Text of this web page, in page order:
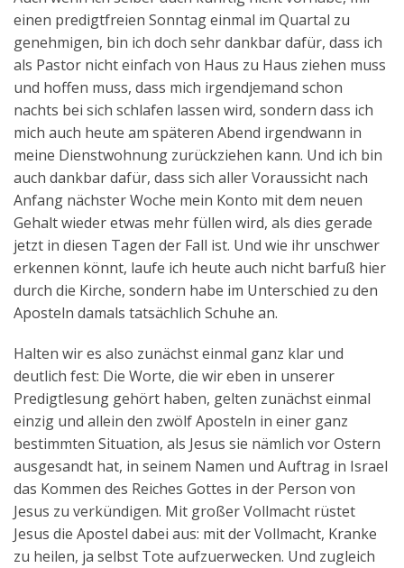
einen predigtfreien Sonntag einmal im Quartal zu
genehmigen, bin ich doch sehr dankbar dafür, dass ich
als Pastor nicht einfach von Haus zu Haus ziehen muss
und hoffen muss, dass mich irgendjemand schon
nachts bei sich schlafen lassen wird, sondern dass ich
mich auch heute am späteren Abend irgendwann in
meine Dienstwohnung zurückziehen kann. Und ich bin
auch dankbar dafür, dass sich aller Voraussicht nach
Anfang nächster Woche mein Konto mit dem neuen
Gehalt wieder etwas mehr füllen wird, als dies gerade
jetzt in diesen Tagen der Fall ist. Und wie ihr unschwer
erkennen könnt, laufe ich heute auch nicht barfuß hier
durch die Kirche, sondern habe im Unterschied zu den
Aposteln damals tatsächlich Schuhe an.
Halten wir es also zunächst einmal ganz klar und
deutlich fest: Die Worte, die wir eben in unserer
Predigtlesung gehört haben, gelten zunächst einmal
einzig und allein den zwölf Aposteln in einer ganz
bestimmten Situation, als Jesus sie nämlich vor Ostern
ausgesandt hat, in seinem Namen und Auftrag in Israel
das Kommen des Reiches Gottes in der Person von
Jesus zu verkündigen. Mit großer Vollmacht rüstet
Jesus die Apostel dabei aus: mit der Vollmacht, Kranke
zu heilen, ja selbst Tote aufzuerwecken. Und zugleich